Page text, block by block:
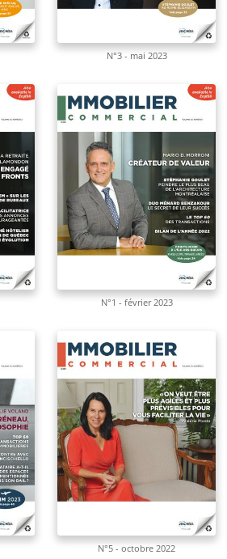
N°3 - mai 2023
N°1 - février 2023
N°5 - octobre 2022